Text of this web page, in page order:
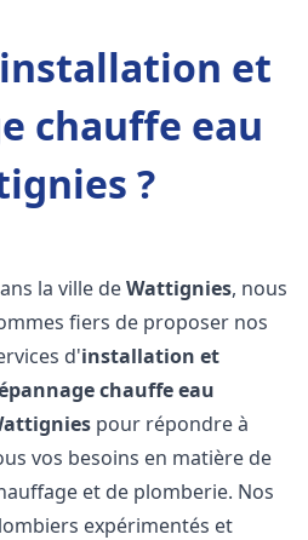
et
chauffe eau
?
la ville deWattignies, nous
fiers de proposer nos
d'installation et
chauffe eau
pour répondre à
vos besoins en matière de
et de plomberie. Nos
expérimentés et